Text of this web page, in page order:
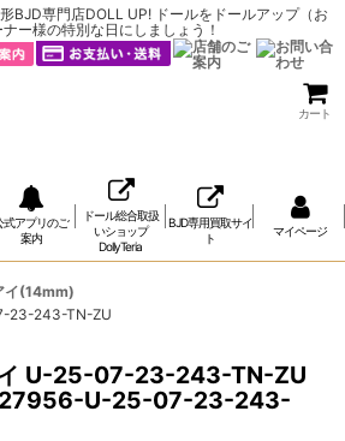
BJD専門店DOLL UP! ドールをドールアップ（お
ー様の特別な日にしましょう！
カート
式アプリのご
案内
ドール総合取扱
いショップ
DollyTeria
BJD専用買取サイ
ト
マイページ
イ(14mm)
23-243-TN-ZU
U-25-07-23-243-TN-ZU
U-25-07-23-243-